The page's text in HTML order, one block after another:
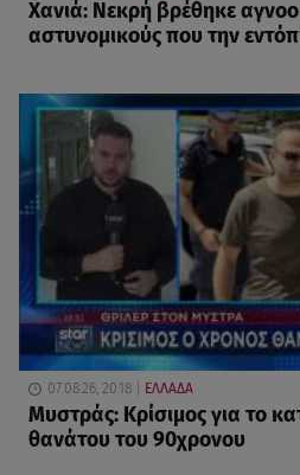
Χανιά: Νεκρή βρέθηκε
αστυνομικούς που την
07.08.26, 20:18 ΕΛΛΑΔΑ
Μυστράς: Κρίσιμος για το
θανάτου του 90χρονου